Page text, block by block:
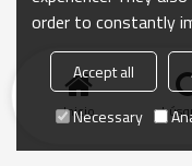
Inicio
order to constantly
Accept all
Necessary